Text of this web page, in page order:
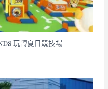
玩轉夏日競技場